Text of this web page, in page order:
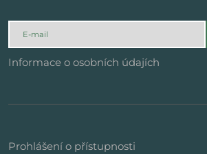
Informace o osobních údajích
Prohlášení o přístupnosti